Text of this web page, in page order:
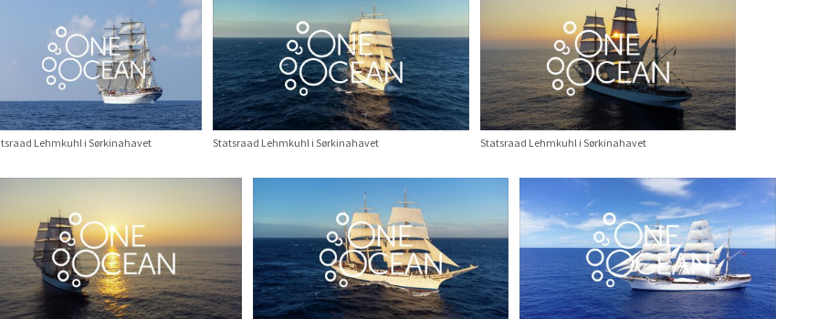
Lehmkuhl i Sørkinahavet Statsraad Lehmkuhl i Sørkinahavet Statsraad Lehmkuhl i Sørkinahavet